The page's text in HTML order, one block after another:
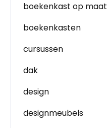
boekenkast op maat
boekenkasten
cursussen
dak
design
designmeubels